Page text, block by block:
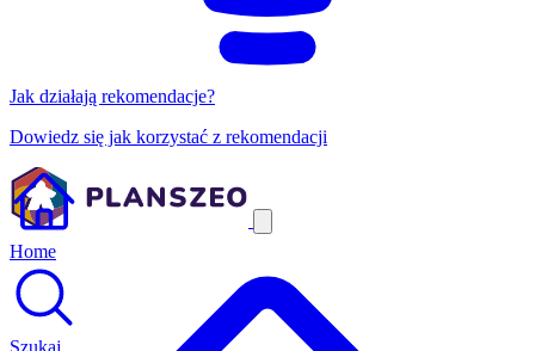
Jak działają rekomendacje?
Dowiedz się jak korzystać z rekomendacji
Home
Szukaj